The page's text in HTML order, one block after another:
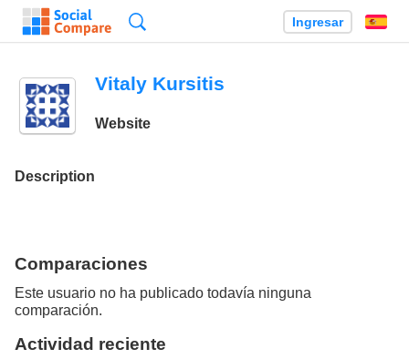
Ingresar
Vitaly Kursitis
Website
Description
Comparaciones
Este usuario no ha publicado todavía ninguna
comparación.
Actividad reciente